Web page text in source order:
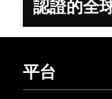
認證的全
平台